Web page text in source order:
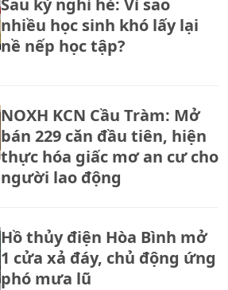
nhiều học sinh khó lấy lại
nề nếp học tập?
NOXH KCN Cầu Tràm: Mở
bán 229 căn đầu tiên, hiện
thực hóa giấc mơ an cư cho
người lao động
Hồ thủy điện Hòa Bình mở
1 cửa xả đáy, chủ động ứng
phó mưa lũ